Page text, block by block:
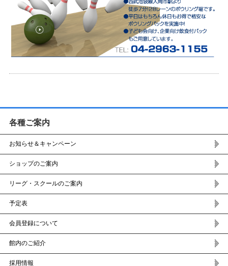
各種ご案内
お知らせ＆キャンペーン
ショップのご案内
リーグ・スクールのご案内
予定表
会員登録について
館内のご紹介
採用情報